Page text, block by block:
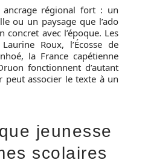
ancrage régional fort : un
ou un paysage que l’ado
avec l’époque. Les
Roux, l’Écosse de
la France capétienne
fonctionnent d’autant
peut associer le texte à un
jeunesse
scolaires